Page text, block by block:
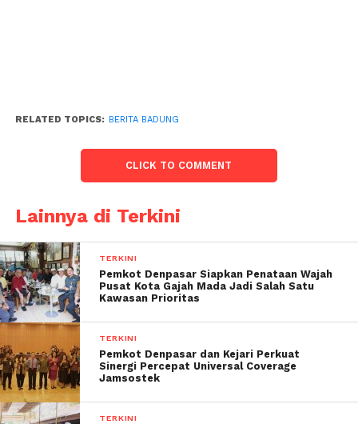
RELATED TOPICS: BERITA BADUNG
CLICK TO COMMENT
Lainnya di Terkini
TERKINI
Pemkot Denpasar Siapkan Penataan Wajah
Pusat Kota Gajah Mada Jadi Salah Satu
Kawasan Prioritas
TERKINI
Pemkot Denpasar dan Kejari Perkuat
Sinergi Percepat Universal Coverage
Jamsostek
TERKINI